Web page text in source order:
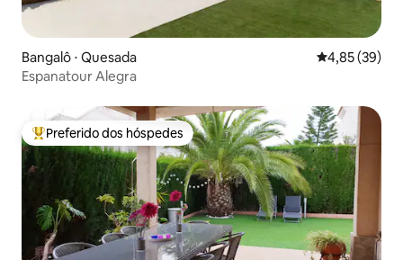
Bangalô ⋅ Quesada 4,85 de uma
4,85 (39)
Espanatour Alegra
Entre os melhores preferidos dos hóspedes
Preferido dos hóspedes